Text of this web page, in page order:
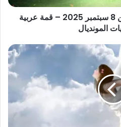
مواعيد مباريات اليوم الإثنين 8 سبتمبر 2025 – قمة عربية
المونديال